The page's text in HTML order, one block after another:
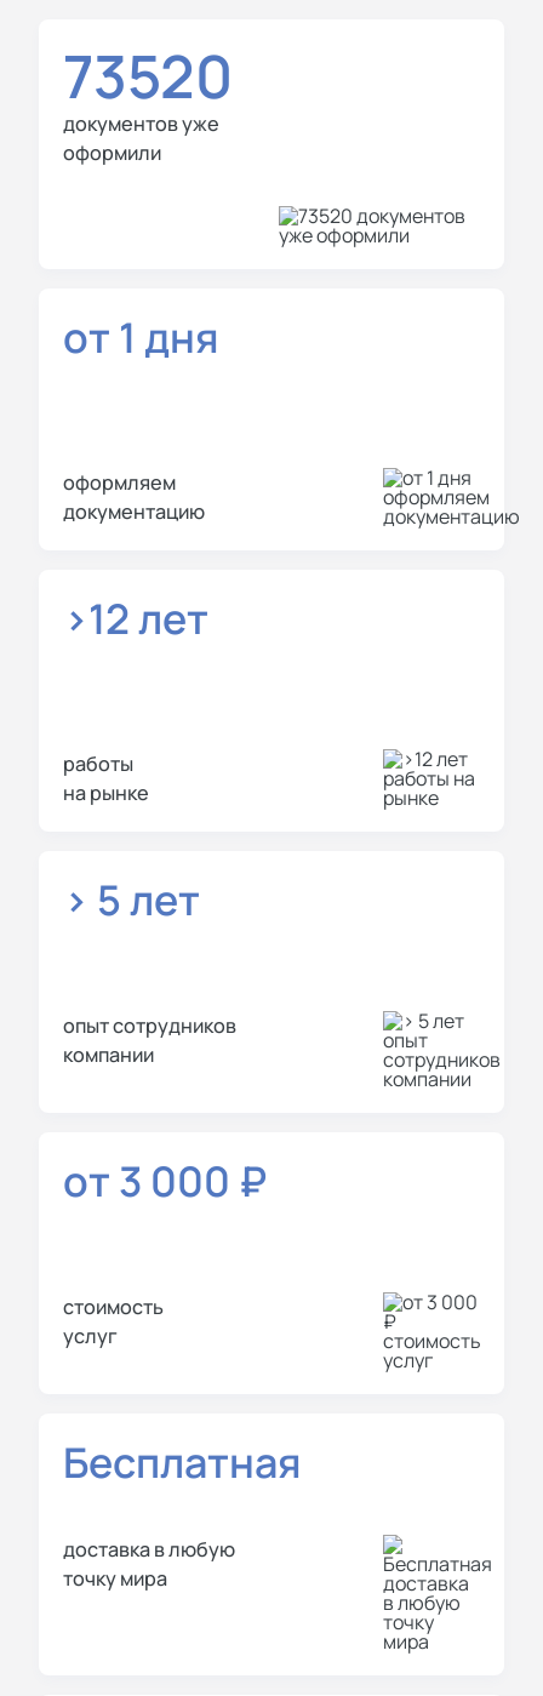
73520
документов уже
оформили
от 1 дня
оформляем
документацию
>12 лет
работы
на рынке
> 5 лет
опыт сотрудников
компании
от 3 000 ₽
стоимость
услуг
Бесплатная
доставка в любую
точку мира